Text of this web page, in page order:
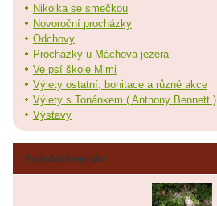
Nikolka se smečkou
Novoroční procházky
Odchovy
Procházky u Máchova jezera
Ve psí škole Mimi
Výlety ostatní, bonitace a různé akce
Výlety s Tonánkem ( Anthony Bennett )
Výstavy
Poslední fotografie